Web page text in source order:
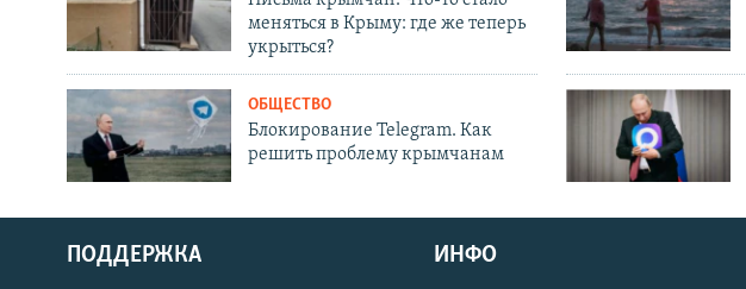
меняться в Крыму: где же теперь
укрыться?
ОБЩЕСТВО
Блокирование Telegram. Как
решить проблему крымчанам
ПОДДЕРЖКА ИНФО